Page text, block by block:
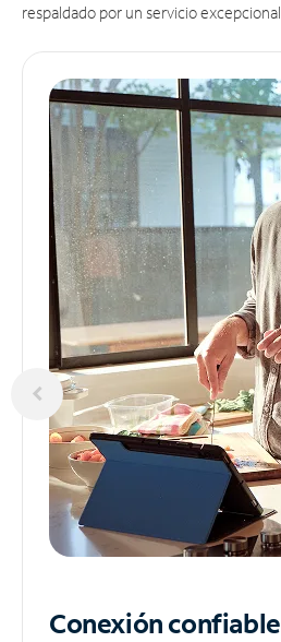
respaldado por un servicio excepcional.
Conexión confiable